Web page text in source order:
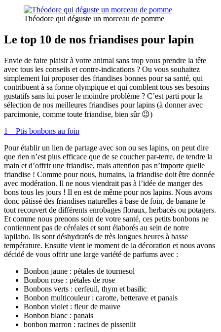
Théodore qui déguste un morceau de pomme
Le top 10 de nos friandises pour lapin
Envie de faire plaisir à votre animal sans trop vous prendre la tête
avec tous les conseils et contre-indications ? Ou vous souhaitez
simplement lui proposer des friandises bonnes pour sa santé, qui
contribuent à sa forme olympique et qui comblent tous ses besoins
gustatifs sans lui poser le moindre problème ? C’est parti pour la
sélection de nos meilleures friandises pour lapins (à donner avec
parcimonie, comme toute friandise, bien sûr 😉)
1 – Ptis bonbons au foin
Pour établir un lien de partage avec son ou ses lapins, on peut dire
que rien n’est plus efficace que de se coucher par-terre, de tendre la
main et d’offrir une friandise, mais attention pas n’importe quelle
friandise ! Comme pour nous, humains, la friandise doit être donnée
avec modération. Il ne nous viendrait pas à l’idée de manger des
bons tous les jours ! Il en est de même pour nos lapins. Nous avons
donc pâtissé des friandises naturelles à base de foin, de banane le
tout recouvert de différents enrobages floraux, herbacés ou potagers.
Et comme nous prenons soin de votre santé, ces petits bonbons ne
contiennent pas de céréales et sont élaborés au sein de notre
lapilabo. Ils sont déshydratés de très longues heures à basse
température. Ensuite vient le moment de la décoration et nous avons
décidé de vous offrir une large variété de parfums avec :
Bonbon jaune : pétales de tournesol
Bonbon rose : pétales de rose
Bonbons verts : cerfeuil, thym et basilic
Bonbon multicouleur : carotte, betterave et panais
Bonbon violet : fleur de mauve
Bonbon blanc : panais
bonbon marron : racines de pissenlit